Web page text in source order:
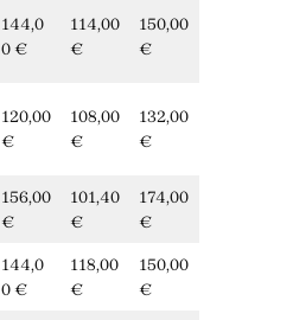
144,0
0 €
114,00
€
150,00
€
120,00
€
108,00
€
132,00
€
156,00
€
101,40
€
174,00
€
144,0
0 €
118,00
€
150,00
€